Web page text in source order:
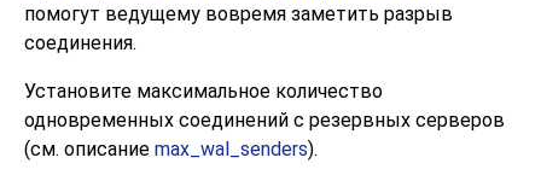
помогут ведущему вовремя заметить разрыв
соединения.
Установите максимальное количество
одновременных соединений с резервных серверов
(см. описание max_wal_senders).